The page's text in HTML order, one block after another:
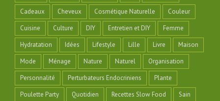
Cadeaux
Cheveux Cosmétique Naturelle
Couleur
Cuisine
Culture DIY Entretien et DIY
Femme
Hydratation
Idées Lifestyle Lille Livre
Maison
Mode
Ménage Nature Naturel
Organisation
Personnalité
Perturbateurs Endocriniens
Plante
Poulette Party
Quotidien Recettes Slow Food
Sain